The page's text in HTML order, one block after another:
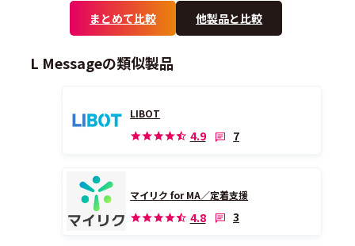
まとめて比較 他製品と比較
L Messageの類似製品
LIBOT
4.9 7
マイリク for MA／定着支援
4.8 3